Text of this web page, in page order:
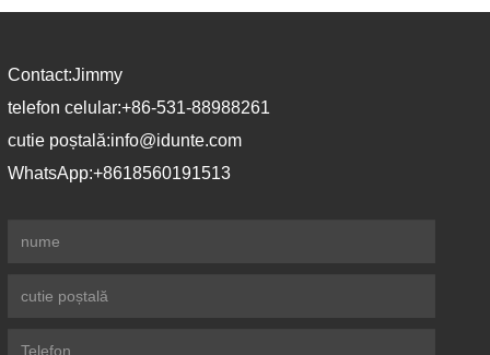
Contact:Jimmy
telefon celular:+86-531-88988261
cutie poștală:info@idunte.com
WhatsApp:+8618560191513